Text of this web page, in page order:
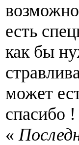
есть
как бы
может
спасибо !
«